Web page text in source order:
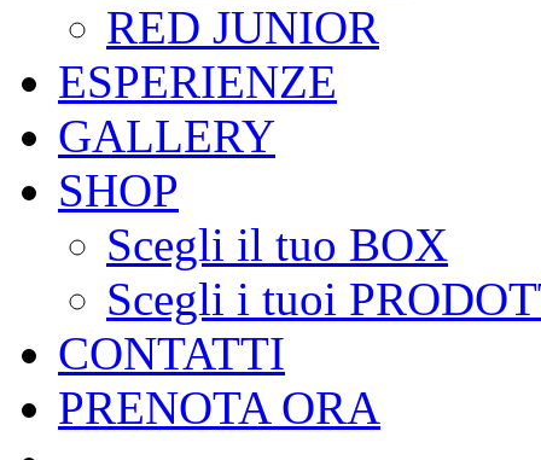
RED JUNIOR
ESPERIENZE
GALLERY
SHOP
Scegli il tuo BOX
Scegli i tuoi
CONTATTI
PRENOTA ORA